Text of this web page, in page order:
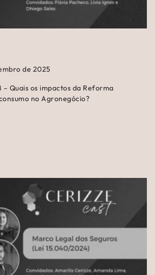
de 2025
– Quais os impactos da Reforma
no Agronegócio?